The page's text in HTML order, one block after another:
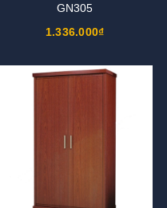
GN305
1.336.000₫